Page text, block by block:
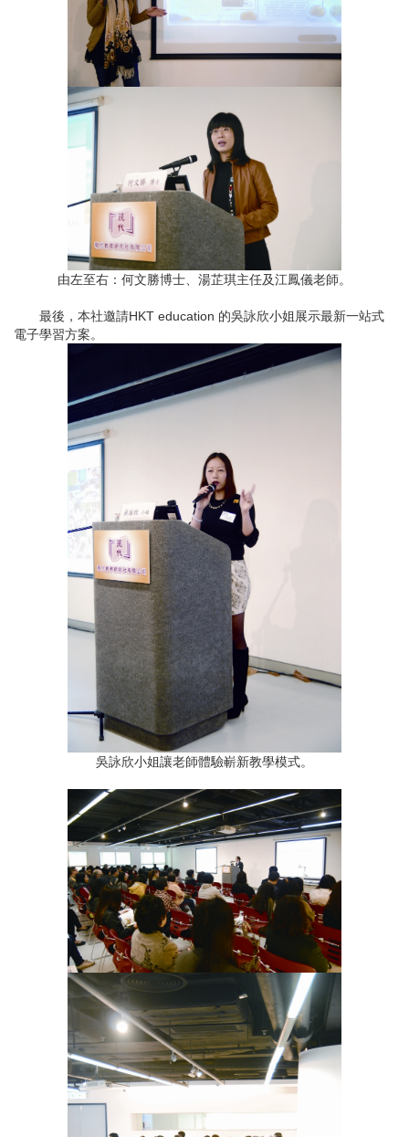
由左至右：何文勝博士、湯芷琪主任及江鳳儀老師。
最後，本社邀請HKT education 的吳詠欣小姐展示最新一站式
電子學習方案。
吳詠欣小姐讓老師體驗嶄新教學模式。